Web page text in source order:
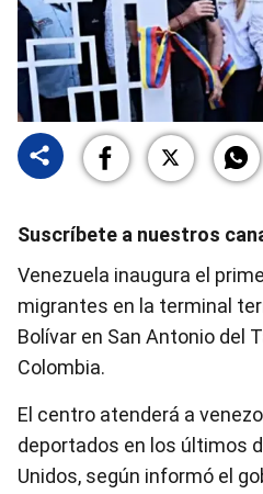
Suscríbete a nuestros
Venezuela inaugura el
migrantes en la terminal
Bolívar en San Antonio del
Colombia.
El centro atenderá a
deportados en los últimos
Unidos, según informó el